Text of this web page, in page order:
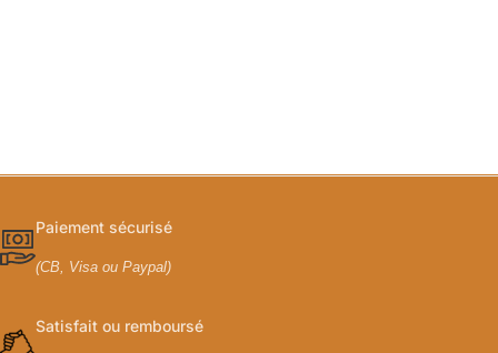
Paiement sécurisé
(CB, Visa ou Paypal)
Satisfait ou remboursé